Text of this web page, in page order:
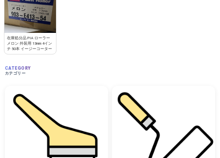
在庫処分品 PIA ローラー
メロン 外装用 13mm 4イン
チ 50本 イージーコーター
CATEGORY
カテゴリー